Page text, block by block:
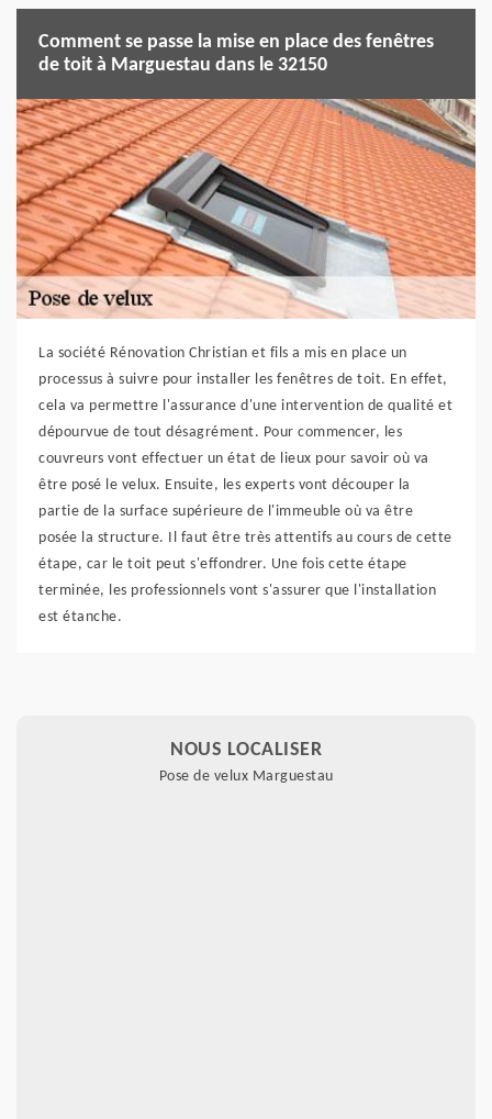
Comment se passe la mise en place des fenêtres
de toit à Marguestau dans le 32150
La société Rénovation Christian et fils a mis en place un
processus à suivre pour installer les fenêtres de toit. En effet,
cela va permettre l'assurance d'une intervention de qualité et
dépourvue de tout désagrément. Pour commencer, les
couvreurs vont effectuer un état de lieux pour savoir où va
être posé le velux. Ensuite, les experts vont découper la
partie de la surface supérieure de l'immeuble où va être
posée la structure. Il faut être très attentifs au cours de cette
étape, car le toit peut s'effondrer. Une fois cette étape
terminée, les professionnels vont s'assurer que l'installation
est étanche.
NOUS LOCALISER
Pose de velux Marguestau